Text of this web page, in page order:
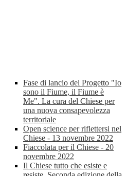
Fase di lancio del Progetto "Io
sono il Fiume, il Fiume è
Me". La cura del Chiese per
una nuova consapevolezza
territoriale
Open science per riflettersi nel
Chiese - 13 novembre 2022
Fiaccolata per il Chiese - 20
novembre 2022
Il Chiese tutto che esiste e